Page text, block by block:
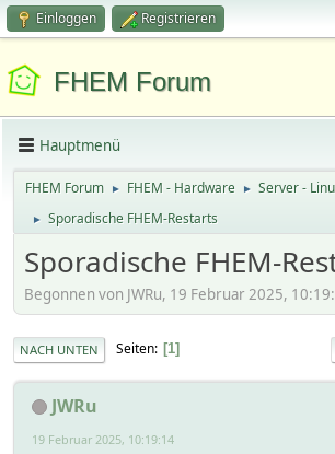
Einloggen Registrieren
FHEM Forum
Hauptmenü
FHEM Forum ► FHEM - Hardware ► Server -
► Sporadische FHEM-Restarts
Sporadische FHEM-
Begonnen von JWRu, 19 Februar 2025,
NACH UNTEN Seiten 1
JWRu
19 Februar 2025, 10:19:14